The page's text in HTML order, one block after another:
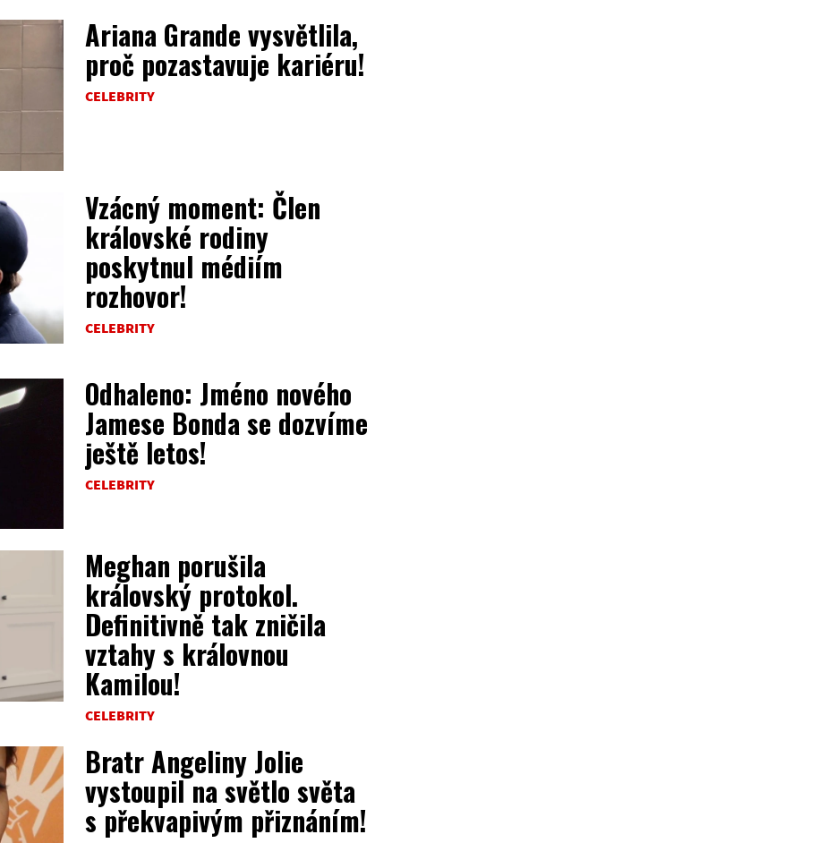
Ariana Grande vysvětlila,
proč pozastavuje kariéru!
CELEBRITY
Vzácný moment: Člen
královské rodiny
poskytnul médiím
rozhovor!
CELEBRITY
Odhaleno: Jméno nového
Jamese Bonda se dozvíme
ještě letos!
CELEBRITY
Meghan porušila
královský protokol.
Definitivně tak zničila
vztahy s královnou
Kamilou!
CELEBRITY
Bratr Angeliny Jolie
vystoupil na světlo světa
s překvapivým přiznáním!